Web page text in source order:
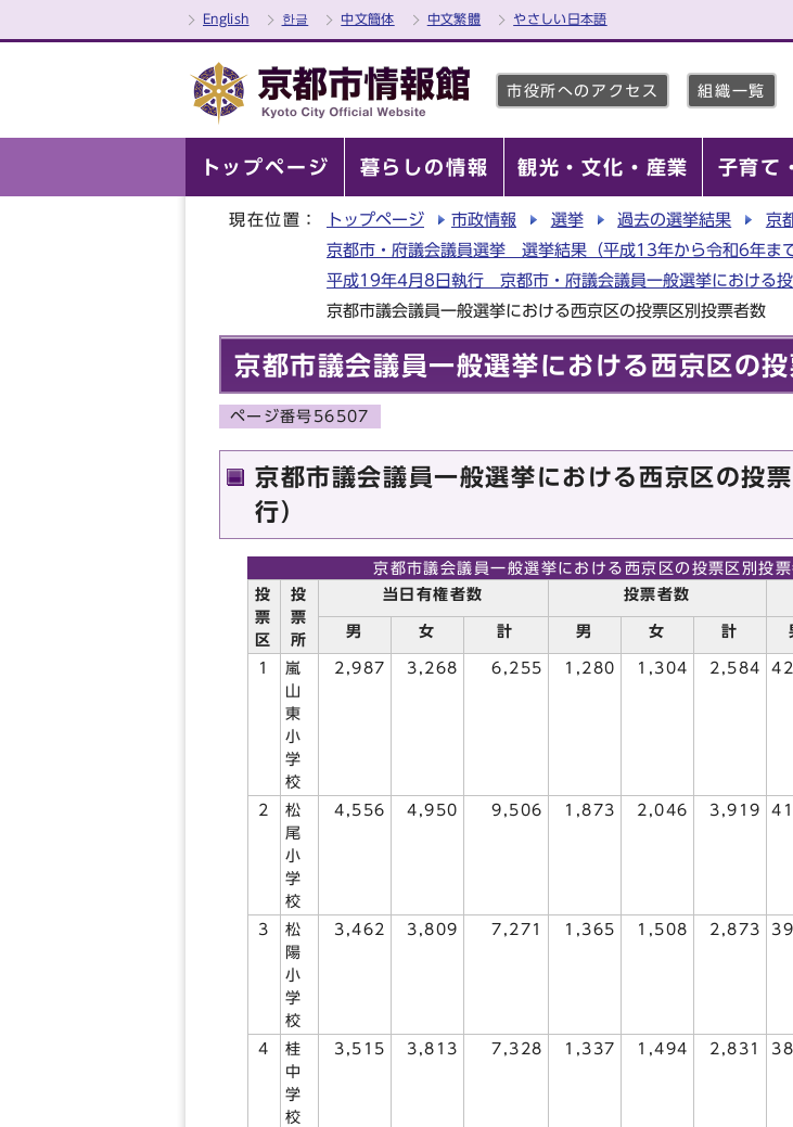
English 한글 中文簡体 中文繁體 やさしい日本語
市役所へのアクセス 組織一覧
トップページ 暮らしの情報 観光・文化・産業 子育て
現在位置： トップページ 市政情報 選挙 過去の選挙結果
京
京都市・府議会議員選挙 選挙結果（平成13年から令和6年まで
平成19年4月8日執行 京都市・府議会議員一般選挙における
京都市議会議員一般選挙における西京区の投票区別投票者数
京都市議会議員一般選挙における西京区の
ページ番号56507
京都市議会議員一般選挙における西京区の投
行）
京都市議会議員一般選挙における西京区の投票区別投
投
票
区
投
票
所
当日有権者数 投票者数
男 女 計 男 女 計
1
嵐
山
東
小
学
校
2,987 3,268 6,255 1,280 1,304 2,584
2
松
尾
小
学
校
4,556 4,950 9,506 1,873 2,046 3,919
3
松
陽
小
学
校
3,462 3,809 7,271 1,365 1,508 2,873
4
桂
中
学
校
3,515 3,813 7,328 1,337 1,494 2,831